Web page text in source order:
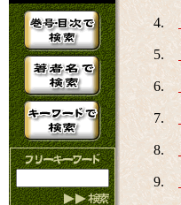
4.
5.
6.
7.
8.
9.